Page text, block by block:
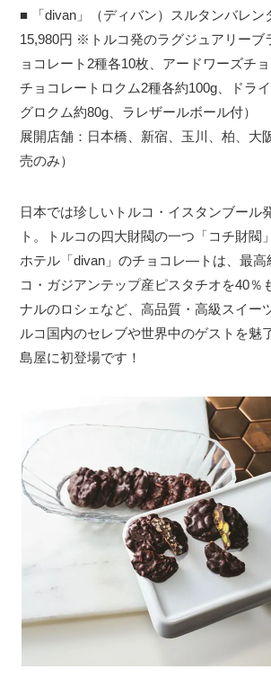
■ 「divan」（ディバン）スルタンバレン
15,980円 ※トルコ発のラグジュアリーブ
ョコレート2種各10枚、アードワーズチョ
チョコレートロクム2種各約100g、ドラ
グロクム約80g、ラレザールボール付）
展開店舗：日本橋、新宿、玉川、柏、大
売のみ）
日本では珍しいトルコ・イスタンブール
ト。トルコの四大財閥の一つ「コチ財閥
ホテル「divan」のチョコレ―トは、最高
コ・ガジアンテップ産ピスタチオを40％
ナルのロシェなど、高品質・高級スイー
ルコ国内のセレブや世界中のゲストを魅
島屋に初登場です！